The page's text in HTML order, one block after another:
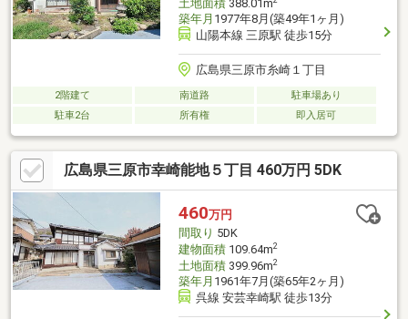
土地面積388.01m
築年月 1977年8月(築49年1ヶ月)
山陽本線 三原駅 徒歩15分
広島県三原市糸崎１丁目
2階建て 南道路
駐車場あり
駐車2台
所有権 即入居可
広島県三原市幸崎能地５丁目 460万円 5DK
460万円
間取り 5DK
建物面積109.64m2
土地面積399.96m2
築年月 1961年7月(築65年2ヶ月)
呉線 安芸幸崎駅 徒歩13分